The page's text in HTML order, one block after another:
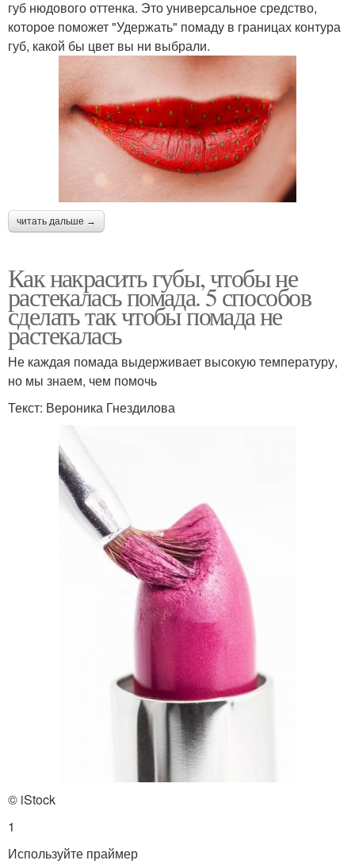
губ нюдового оттенка. Это универсальное средство,
которое поможет "Удержать" помаду в границах контура
губ, какой бы цвет вы ни выбрали.
читать дальше →
Как накрасить губы, чтобы не
растекалась помада. 5 способов
сделать так чтобы помада не
растекалась
Не каждая помада выдерживает высокую температуру,
но мы знаем, чем помочь
Текст: Вероника Гнездилова
© iStock
1
Используйте праймер